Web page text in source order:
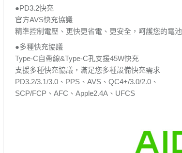
●PD3.2快充
官方AVS快充協議
精準控制電壓、更快更省電、更安全，呵護您的電池
●多種快充協議
Type-C自帶線&Type-C孔支援45W快充
支援多種快充協議，滿足您多種設備快充需求
PD3.2/3.1/3.0、PPS、AVS、QC4+/3.0/2.0、
SCP/FCP、AFC、Apple2.4A、UFCS